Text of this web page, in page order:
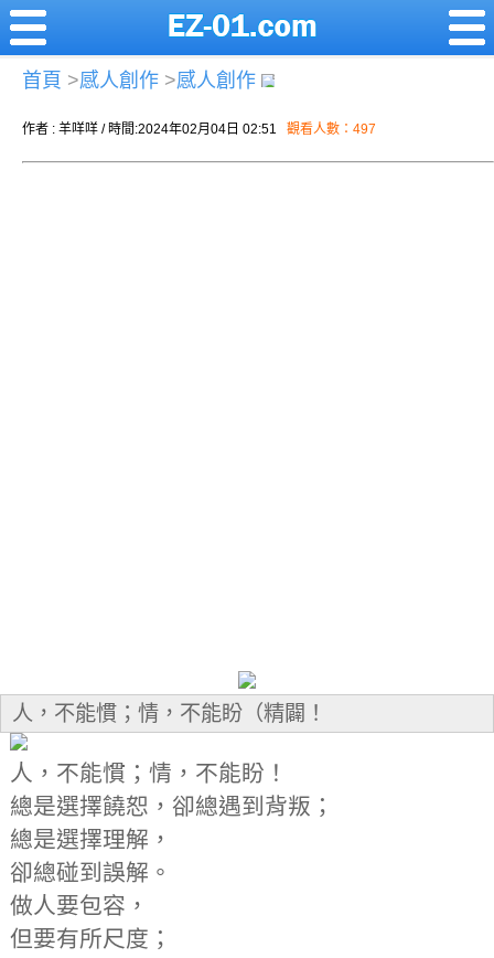
首頁 >感人創作 >感人創作
作者 : 羊咩咩 / 時間:2024年02月04日 02:51 觀看人數：497
人，不能慣；情，不能盼（精闢！
人，不能慣；情，不能盼！
總是選擇饒恕，卻總遇到背叛；
總是選擇理解，
卻總碰到誤解。
做人要包容，
但要有所尺度；